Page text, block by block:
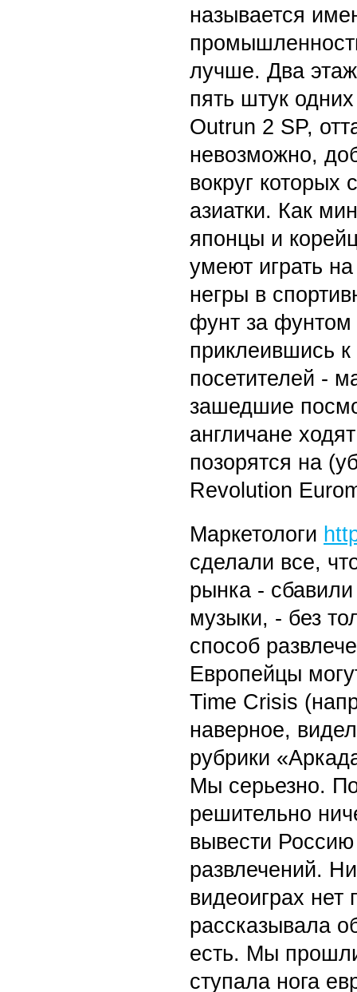
называется
лучше. Два
пять штук
Outrun 2 SP,
невозможно,
вокруг
азиатки. Как
японцы и
умеют играть
негры в
фунт за
приклеившись
посетителей -
зашедшие
англичане
позорятся на
Revolution
Маркетологи
сделали все,
рынка -
музыки, - без
способ
Европейцы
Time Crisis
наверное,
рубрики
Мы серьезно.
решительно
вывести
развлечений.
видеоиграх нет
рассказывала
есть. Мы
ступала нога